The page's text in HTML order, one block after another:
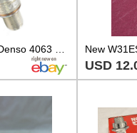
NEW Nippon Denso 4063 Spark Plug W31ES-ZU W31ESZU
USD